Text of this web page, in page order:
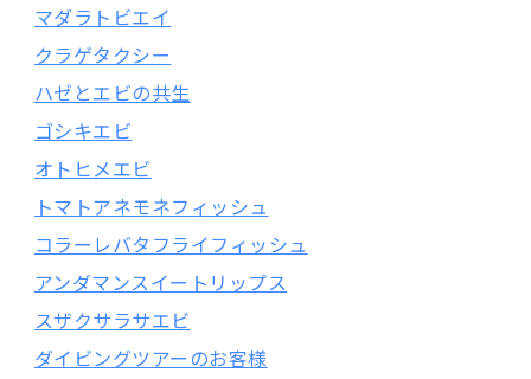
マダラトビエイ
クラゲタクシー
ハゼとエビの共生
ゴシキエビ
オトヒメエビ
トマトアネモネフィッシュ
コラーレバタフライフィッシュ
アンダマンスイートリップス
スザクサラサエビ
ダイビングツアーのお客様